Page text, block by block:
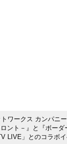
ワークス カンパニ
ント－』と『ボー
LIVE」とのコラボイ